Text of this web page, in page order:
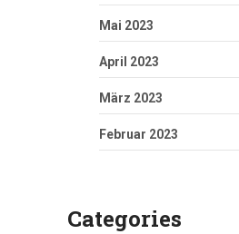
Mai 2023
April 2023
März 2023
Februar 2023
Categories